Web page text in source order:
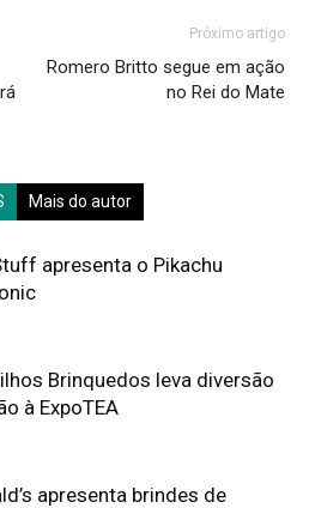
Próximo artigo
Romero Britto segue em ação
no Rei do Mate
Mais do autor
apresenta o Pikachu
Brinquedos leva diversão
à ExpoTEA
apresenta brindes de